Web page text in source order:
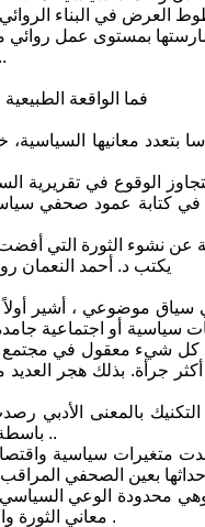
العرض في البناء
توصف الرواية ـ أي رواية ـ في أحد جوانبها بأنها أحد طقوس متعة القارئ ..
فما الواقعة
بتعدد معانيها
الوقوع في تقريرية
في كتابة عمود صحفي
عن نشوء الثورة
يكتب د. أحمد النعمان
موضوعي ، أشير أولاً
سياسية أو اجتماعية
شيء معقول في مجتمع
جرأة. بذلك هجر
بالمعنى الأدبي
باسطة المسببات والنتائج دون أن يقع في " حفرة " التحليلات والتفاصيل البحثية ..
متغيرات سياسية
وهي محدودة الوعي
معاني الثورة والأعمال الثورية غير أن عواطف (الأمومة) وحدها هي محرك أحداث الرواية .